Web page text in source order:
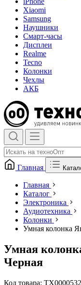
Xiaomi
Samsung
Наушники
Смарт-часы
Дисплеи
Realme
Tecno
Колонки
Чехлы
АКБ
Главная
Главная
Каталог
Электроника
Аудиотехника
Колонки
Умная колонка
Умная
Черная
Код товара: